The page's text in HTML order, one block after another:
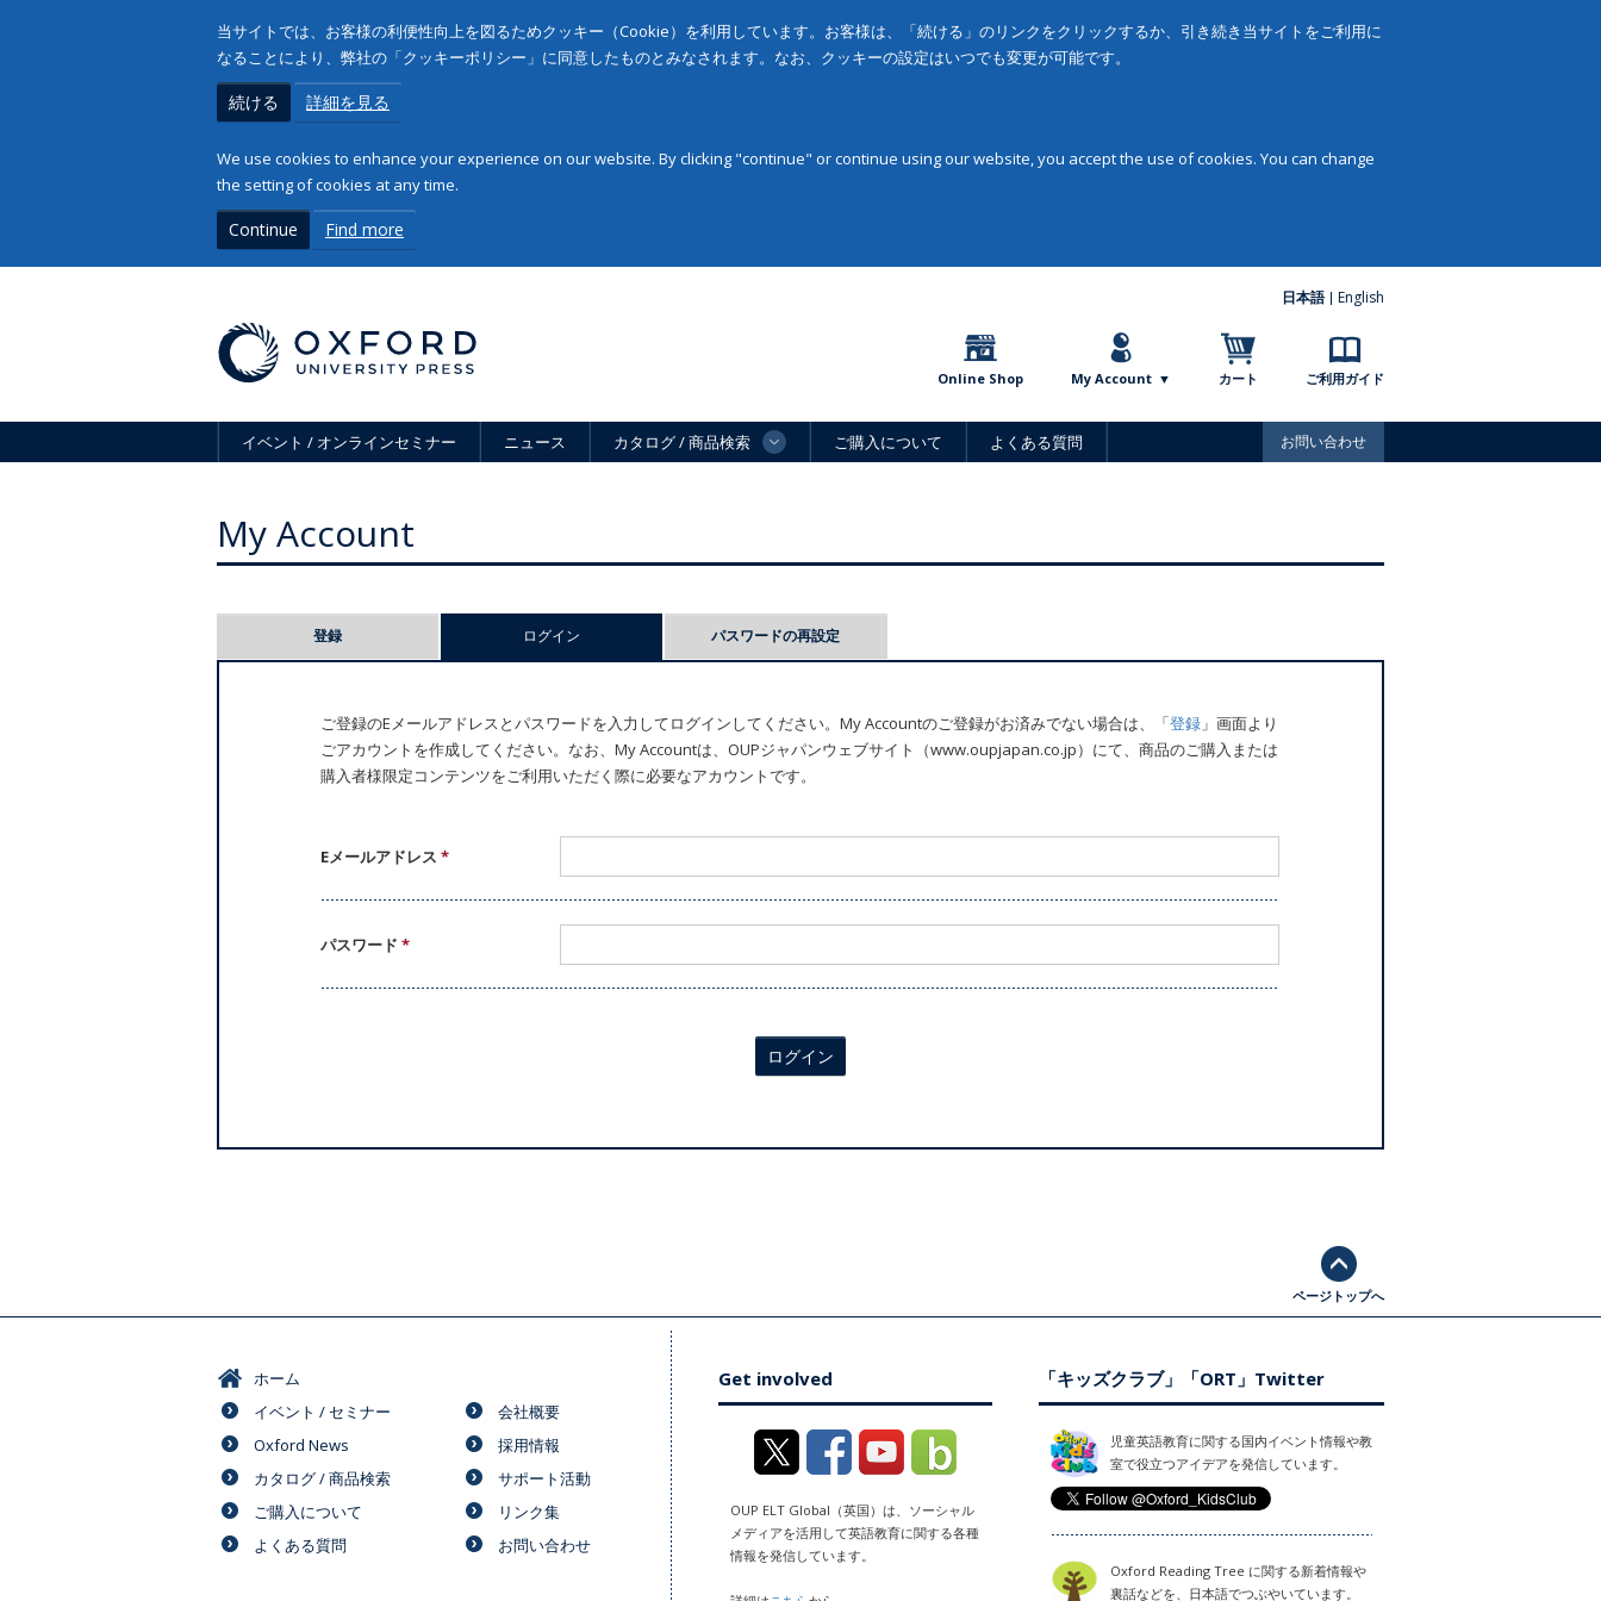
当サイトでは、お客様の利便性向上を図るためクッキー（Cookie）を利用しています。お客様は、「続ける」のリンクをクリックするか、引き続き当サイトをご利用に
なることにより、弊社の「クッキーポリシー」に同意したものとみなされます。なお、クッキーの設定はいつでも変更が可能です。
続ける 詳細を見る
We use cookies to enhance your experience on our website. By clicking "continue" or continue using our website, you accept the use of cookies. You can change
the setting of cookies at any time.
Continue Find more
日本語 English
Online Shop My Account カート ご利用ガイド
イベント / オンラインセミナー ニュース カタログ / 商品検索 ご購入について よくある質問 お問い合わせ
My Account
登録 ログイン パスワードの再設定
ご登録のEメールアドレスとパスワードを入力してログインしてください。My Accountのご登録がお済みでない場合は、「登録 」画面より
ごアカウントを作成してください。なお、My Accountは、OUPジャパンウェブサイト（www.oupjapan.co.jp）にて、商品のご購入または
購入者様限定コンテンツをご利用いただく際に必要なアカウントです。
Eメールアドレス*
パスワード*
ログイン
ページトップへ
ホーム
イベント / セミナー
Oxford News
カタログ / 商品検索
ご購入について
よくある質問
会社概要
採用情報
サポート活動
リンク集
お問い合わせ
Get involved
OUP ELT Global（英国）は、ソーシャル
メディアを活用して英語教育に関する各種
情報を発信しています。
「キッズクラブ」「ORT」Twitter
児童英語教育に関する国内イベント情報や教
室で役立つアイデアを発信しています。
Oxford Reading Tree に関する新着情報や
裏話などを、日本語でつぶやいています。